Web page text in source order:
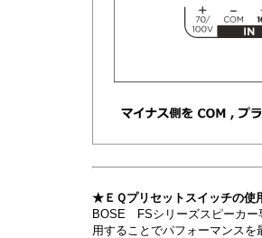
★ＥＱプリセットスイッチの使
BOSE FSシリーズスピーカー
用することでパフォーマンス